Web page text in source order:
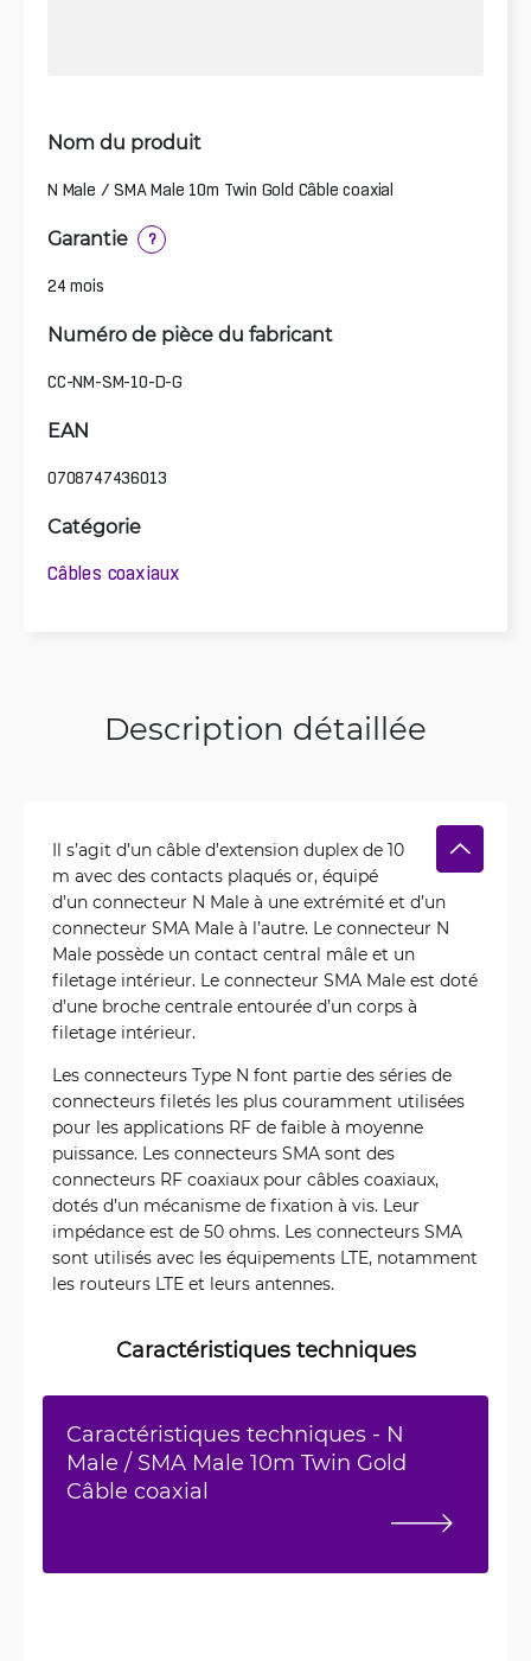
Nom du produit
N Male / SMA Male 10m Twin Gold Câble coaxial
Garantie ?
24 mois
Numéro de pièce du fabricant
CC-NM-SM-10-D-G
EAN
0708747436013
Catégorie
Câbles coaxiaux
Description détaillée
Il s’agit d’un câble d’extension duplex de 10
m avec des contacts plaqués or, équipé
d’un connecteur N Male à une extrémité et d’un
connecteur SMA Male à l’autre. Le connecteur N
Male possède un contact central mâle et un
filetage intérieur. Le connecteur SMA Male est doté
d’une broche centrale entourée d’un corps à
filetage intérieur.
Les connecteurs Type N font partie des séries de
connecteurs filetés les plus couramment utilisées
pour les applications RF de faible à moyenne
puissance. Les connecteurs SMA sont des
connecteurs RF coaxiaux pour câbles coaxiaux,
dotés d’un mécanisme de fixation à vis. Leur
impédance est de 50 ohms. Les connecteurs SMA
sont utilisés avec les équipements LTE, notamment
les routeurs LTE et leurs antennes.
Caractéristiques techniques
Caractéristiques techniques - N
Male / SMA Male 10m Twin Gold
Câble coaxial